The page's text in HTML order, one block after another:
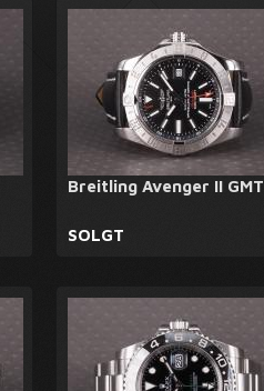
Breitling Avenger II GMT
SOLGT